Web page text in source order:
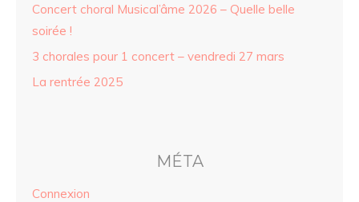
Concert choral Musical’âme 2026 – Quelle belle
soirée !
3 chorales pour 1 concert – vendredi 27 mars
La rentrée 2025
MÉTA
Connexion